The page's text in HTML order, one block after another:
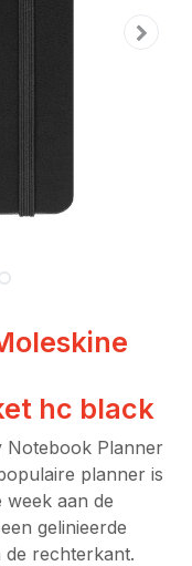
hc black
Notebook Planner
planner is
week aan de
gelinieerde
de rechterkant.